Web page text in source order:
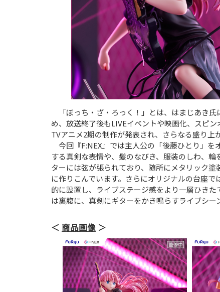
「ぼっち・ざ・ろっく！」とは、はまじあき
め、放送終了後もLIVEイベントや映画化、スピ
TVアニメ2期の制作が発表され、さらなる盛り上
今回『F:NEX』では主人公の「後藤ひとり」
する真剣な表情や、髪のなびき、服装のしわ、
ターには弦が張られており、随所にメタリック
に作りこんでいます。さらにオリジナルの台座
的に設置し、ライブステージ感をより一層ひき
は裏腹に、真剣にギターをかき鳴らすライブシー
商品画像